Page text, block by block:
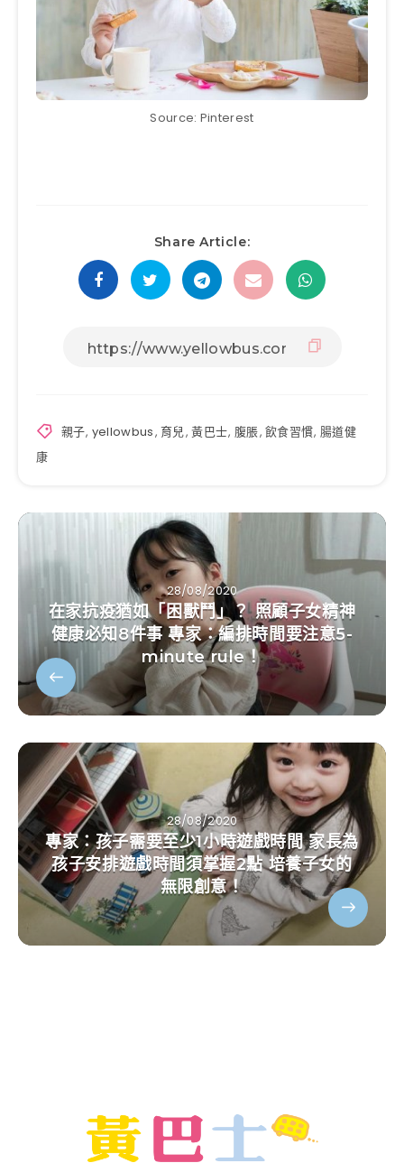
Source: Pinterest
Share Article:
親子, yellowbus,育兒,黃巴士, 腹脹,飲食習慣, 腸道健
康
28/08/2020
在家抗疫猶如「困獸鬥」？ 照顧子女精神
健康必知8件事 專家：編排時間要注意5-
minute rule！
28/08/2020
專家：孩子需要至少1小時遊戲時間 家長為
孩子安排遊戲時間須掌握2點 培養子女的
無限創意！